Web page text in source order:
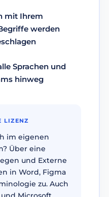
mit Ihrem
werden
Sprachen und
hinweg
LIZENZ
im eigenen
Über eine
und Externe
in Word, Figma
zu. Auch